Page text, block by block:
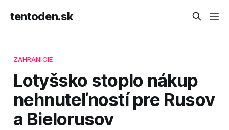
tentoden.sk
ZAHRANICIE
Lotyšsko stoplo nákup
nehnuteľností pre Rusov
a Bielorusov